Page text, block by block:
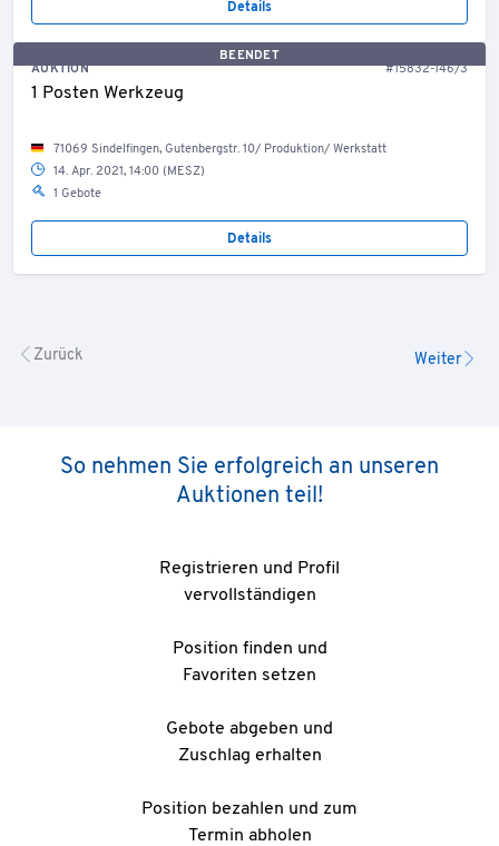
Details
BEENDET
AUKTION
#15832-146/3
1 Posten Werkzeug
71069 Sindelfingen, Gutenbergstr. 10/ Produktion/ Werkstatt
14. Apr. 2021, 14:00 (MESZ)
1 Gebote
Details
Zurück Weiter
So nehmen Sie erfolgreich an unseren
Auktionen teil!
Registrieren und Profil
vervollständigen
Position finden und
Favoriten setzen
Gebote abgeben und
Zuschlag erhalten
Position bezahlen und zum
Termin abholen